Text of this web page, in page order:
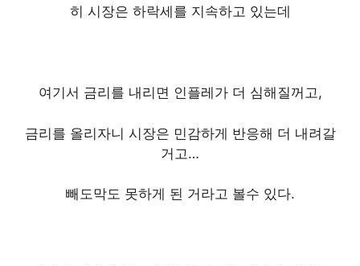
히 시장은 하락세를 지속하고 있는데
여기서 금리를 내리면 인플레가 더 심해질꺼고,
금리를 올리자니 시장은 민감하게 반응해 더 내려갈
거고…
빼도막도 못하게 된 거라고 볼수 있다.